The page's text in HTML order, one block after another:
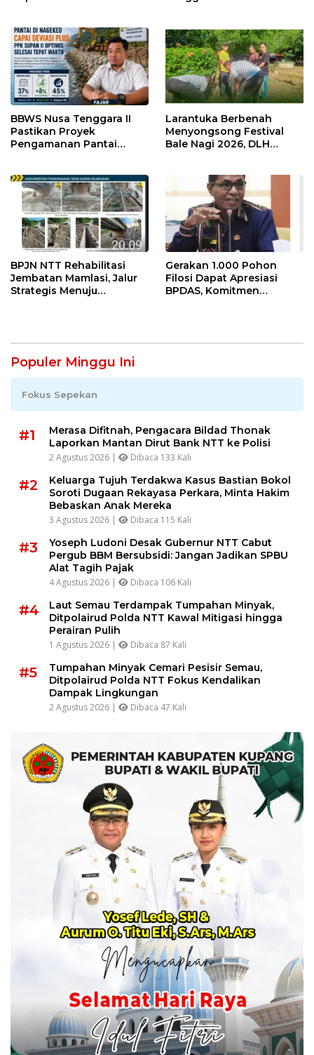
BBWS Nusa Tenggara II
Pastikan Proyek
Pengamanan Pantai
Larantuka Berbenah
Menyongsong Festival
Bale Nagi 2026, DLH
BPJN NTT Rehabilitasi
Jembatan Mamlasi, Jalur
Strategis Menuju
Gerakan 1.000 Pohon
Filosi Dapat Apresiasi
BPDAS, Komitmen
Populer Minggu Ini
Fokus Sepekan
#1
Merasa Difitnah, Pengacara Bildad Thonak
Laporkan Mantan Dirut Bank NTT ke Polisi
2 Agustus 2026 | Dibaca 133 Kali
#2
Keluarga Tujuh Terdakwa Kasus Bastian Bokol
Soroti Dugaan Rekayasa Perkara, Minta Hakim
Bebaskan Anak Mereka
3 Agustus 2026 | Dibaca 115 Kali
#3
Yoseph Ludoni Desak Gubernur NTT Cabut
Pergub BBM Bersubsidi: Jangan Jadikan SPBU
Alat Tagih Pajak
4 Agustus 2026 | Dibaca 106 Kali
#4
Laut Semau Terdampak Tumpahan Minyak,
Ditpolairud Polda NTT Kawal Mitigasi hingga
Perairan Pulih
1 Agustus 2026 | Dibaca 87 Kali
#5
Tumpahan Minyak Cemari Pesisir Semau,
Ditpolairud Polda NTT Fokus Kendalikan
Dampak Lingkungan
2 Agustus 2026 | Dibaca 47 Kali